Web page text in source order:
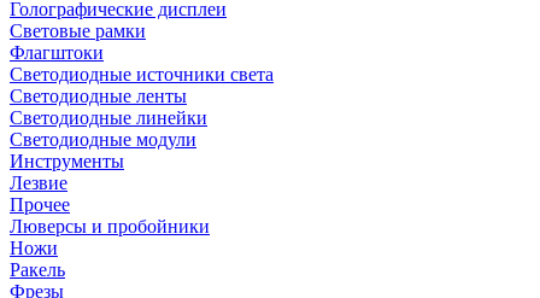
Голографические дисплеи
Световые рамки
Флагштоки
Светодиодные источники света
Светодиодные ленты
Светодиодные линейки
Светодиодные модули
Инструменты
Лезвие
Прочее
Люверсы и пробойники
Ножи
Ракель
Фрезы